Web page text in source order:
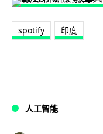
spotify 印度
人工智能